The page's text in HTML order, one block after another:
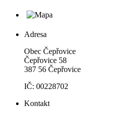
Adresa
Obec Čepřovice
Čepřovice 58
387 56 Čepřovice
IČ: 00228702
Kontakt